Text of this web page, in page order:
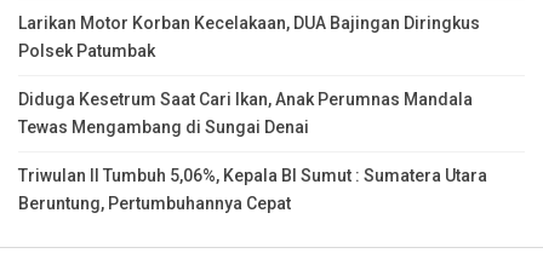
Larikan Motor Korban Kecelakaan, DUA Bajingan Diringkus
Polsek Patumbak
Diduga Kesetrum Saat Cari Ikan, Anak Perumnas Mandala
Tewas Mengambang di Sungai Denai
Triwulan II Tumbuh 5,06%, Kepala BI Sumut : Sumatera Utara
Beruntung, Pertumbuhannya Cepat